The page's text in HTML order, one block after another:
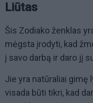
Liūtas
Šis Zodiako ženklas
mėgsta įrodyti, kad
į savo darbą ir daro jį
Jie yra natūraliai gimę
visada būti tikri, kad